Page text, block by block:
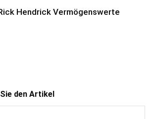
Hendrick Vermögenswerte
den Artikel